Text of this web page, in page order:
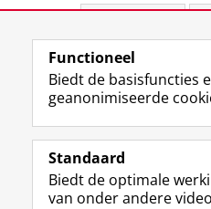
View this page in:English
Volg de RUG
Studiekiezers
Functioneel
Biedt de basisfuncties
geanonimiseerde
Standaard
Biedt de optimale
van onder andere